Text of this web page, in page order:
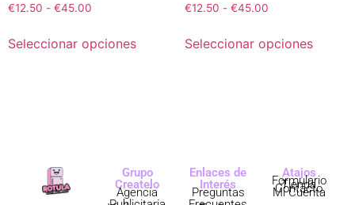
€12.50 - €45.00
Seleccionar opciones
€12.50 - €45.00
Seleccionar opciones
Grupo
Createlo
Agencia
Enlaces de
Interés
Preguntas
Atajos
Formulario
Tienda
Contacto
Mi Cuenta